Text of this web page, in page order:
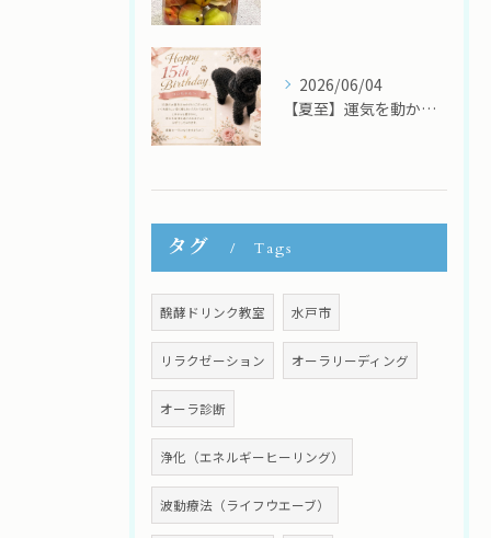
2026/06/04
【夏至】運気を動かす２０２6年の三合参り（②回目）
タグ Tags
醗酵ドリンク教室 水戸市
リラクゼーション オーラリーディング
オーラ診断
浄化（エネルギーヒーリング）
波動療法（ライフウエーブ）